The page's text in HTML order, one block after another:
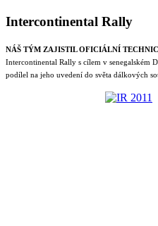
Intercontinental Rally
NÁŠ TÝM ZAJISTIL OFICIÁLNÍ
Intercontinental Rally s cílem v senegalském
podílel na jeho uvedení do světa dálkových